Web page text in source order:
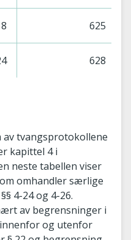
625
628
tvangsprotokollene
kapittel 4 i
neste tabellen viser
omhandler særlige
4-24 og 4-26.
av begrensninger i
og utenfor